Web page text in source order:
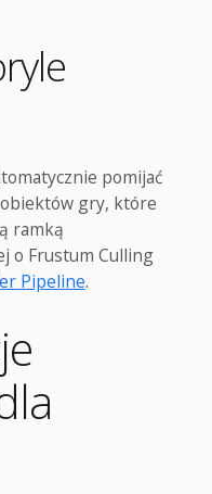
pomijać
gry, które
ramką
o Frustum Culling
Pipeline.